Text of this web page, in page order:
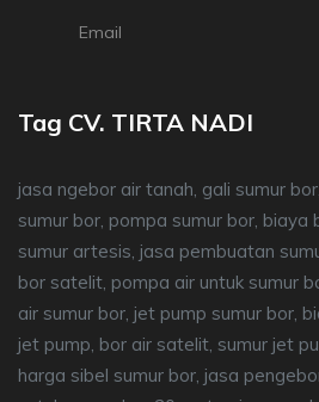
Email
Tag CV. TIRTA NADI
jasa ngebor air tanah, gali sumur
sumur bor, pompa sumur bor, biaya
sumur artesis, jasa pembuatan
bor satelit, pompa air untuk sumur
air sumur bor, jet pump sumur bor,
jet pump, bor air satelit, sumur jet
harga sibel sumur bor, jasa